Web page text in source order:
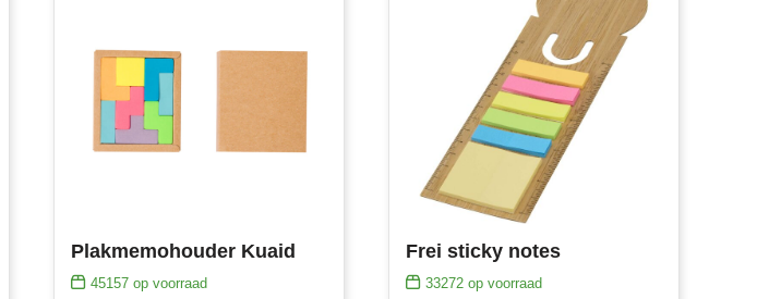
Plakmemohouder Kuaid
45157 op voorraad
Frei sticky notes
33272 op voorraad